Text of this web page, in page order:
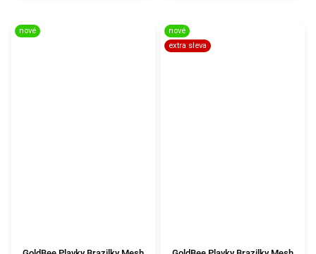
nové
nové
extra sleva